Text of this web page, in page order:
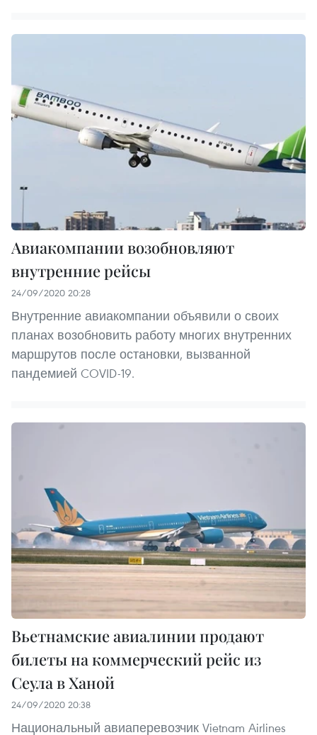
Авиакомпании возобновляют
внутренние рейсы
24/09/2020 20:28
Внутренние авиакомпании объявили о своих
планах возобновить работу многих внутренних
маршрутов после остановки, вызванной
пандемией COVID-19.
Вьетнамские авиалинии продают
билеты на коммерческий рейс из
Сеула в Ханой
24/09/2020 20:38
Национальный авиаперевозчик Vietnam Airlines